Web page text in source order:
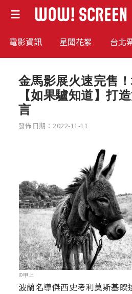
電影資訊 星聞花絮 台北
金馬影展火速完售
【如果驢知道】打
言
發佈日期：2022-11-11
©甲上
波蘭名導傑西史考利莫斯基